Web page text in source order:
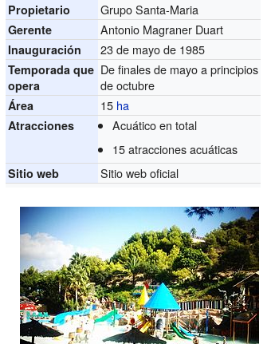
Propietario
Grupo Santa-Maria
Gerente Antonio Magraner Duart
Inauguración 23 de mayo de 1985
Temporada que
opera
De finales de mayo a principios
de octubre
Área 15 ha
Atracciones
Acuático en total
15 atracciones acuáticas
Sitio web Sitio web oficial